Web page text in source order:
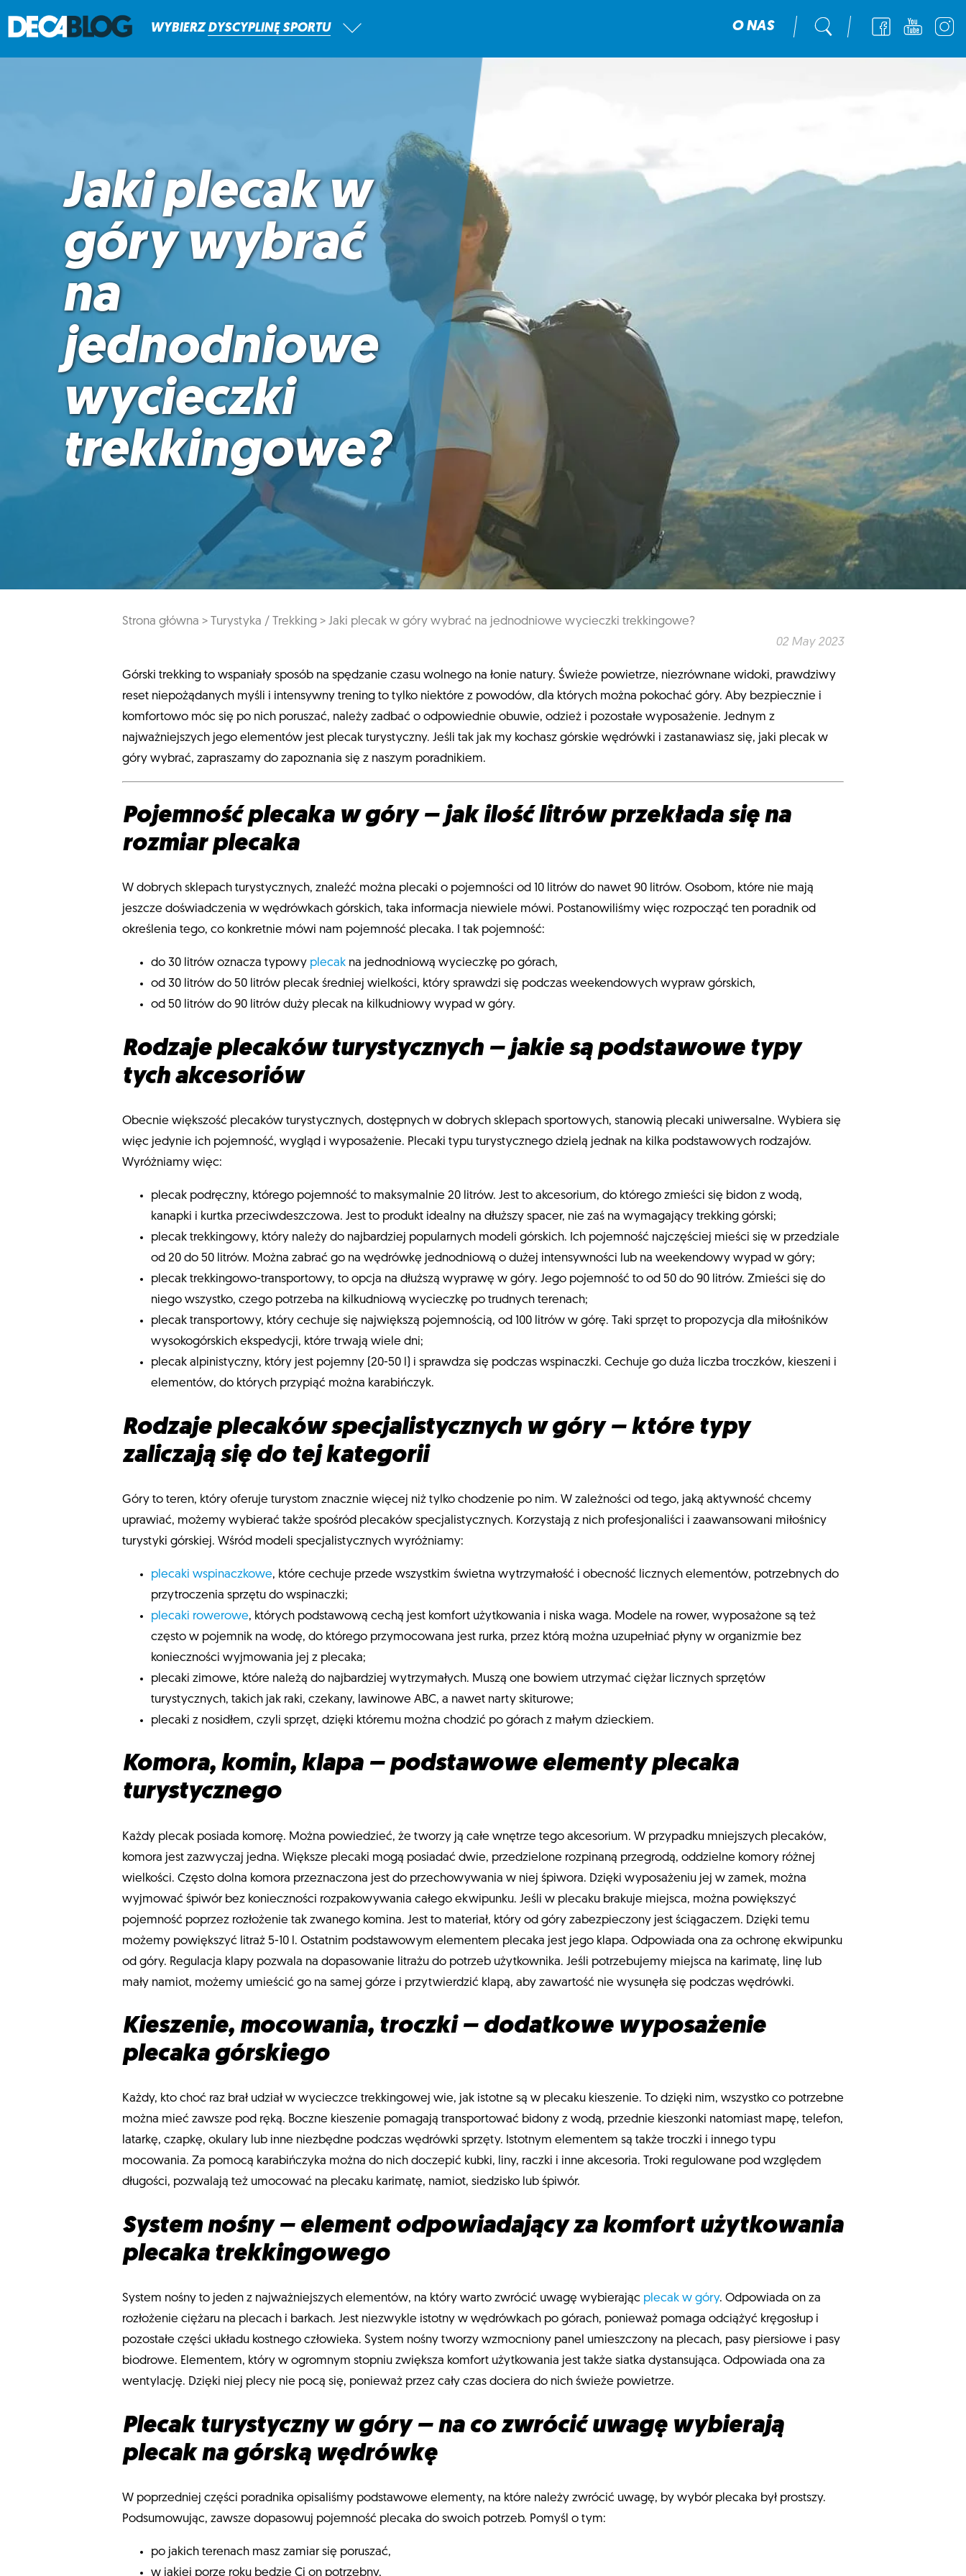
WYBIERZ DYSCYPLINĘ SPORTU O NAS
Jaki plecak w
góry wybrać
na
jednodniowe
wycieczki
trekkingowe?
Strona główna > Turystyka / Trekking > Jaki plecak w góry wybrać na jednodniowe wycieczki trekkingowe?
02 May 2023
Górski trekking to wspaniały sposób na spędzanie czasu wolnego na łonie natury. Świeże powietrze, niezrównane widoki, prawdziwy
reset niepożądanych myśli i intensywny trening to tylko niektóre z powodów, dla których można pokochać góry. Aby bezpiecznie i
komfortowo móc się po nich poruszać, należy zadbać o odpowiednie obuwie, odzież i pozostałe wyposażenie. Jednym z
najważniejszych jego elementów jest plecak turystyczny. Jeśli tak jak my kochasz górskie wędrówki i zastanawiasz się, jaki plecak w
góry wybrać, zapraszamy do zapoznania się z naszym poradnikiem.
Pojemność plecaka w góry – jak ilość litrów przekłada się na
rozmiar plecaka
W dobrych sklepach turystycznych, znaleźć można plecaki o pojemności od 10 litrów do nawet 90 litrów. Osobom, które nie mają
jeszcze doświadczenia w wędrówkach górskich, taka informacja niewiele mówi. Postanowiliśmy więc rozpocząć ten poradnik od
określenia tego, co konkretnie mówi nam pojemność plecaka. I tak pojemność:
do 30 litrów oznacza typowy plecak na jednodniową wycieczkę po górach,
od 30 litrów do 50 litrów plecak średniej wielkości, który sprawdzi się podczas weekendowych wypraw górskich,
od 50 litrów do 90 litrów duży plecak na kilkudniowy wypad w góry.
Rodzaje plecaków turystycznych – jakie są podstawowe typy
tych akcesoriów
Obecnie większość plecaków turystycznych, dostępnych w dobrych sklepach sportowych, stanowią plecaki uniwersalne. Wybiera się
więc jedynie ich pojemność, wygląd i wyposażenie. Plecaki typu turystycznego dzielą jednak na kilka podstawowych rodzajów.
Wyróżniamy więc:
plecak podręczny, którego pojemność to maksymalnie 20 litrów. Jest to akcesorium, do którego zmieści się bidon z wodą,
kanapki i kurtka przeciwdeszczowa. Jest to produkt idealny na dłuższy spacer, nie zaś na wymagający trekking górski;
plecak trekkingowy, który należy do najbardziej popularnych modeli górskich. Ich pojemność najczęściej mieści się w przedziale
od 20 do 50 litrów. Można zabrać go na wędrówkę jednodniową o dużej intensywności lub na weekendowy wypad w góry;
plecak trekkingowo-transportowy, to opcja na dłuższą wyprawę w góry. Jego pojemność to od 50 do 90 litrów. Zmieści się do
niego wszystko, czego potrzeba na kilkudniową wycieczkę po trudnych terenach;
plecak transportowy, który cechuje się największą pojemnością, od 100 litrów w górę. Taki sprzęt to propozycja dla miłośników
wysokogórskich ekspedycji, które trwają wiele dni;
plecak alpinistyczny, który jest pojemny (20-50 l) i sprawdza się podczas wspinaczki. Cechuje go duża liczba troczków, kieszeni i
elementów, do których przypiąć można karabińczyk.
Rodzaje plecaków specjalistycznych w góry – które typy
zaliczają się do tej kategorii
Góry to teren, który oferuje turystom znacznie więcej niż tylko chodzenie po nim. W zależności od tego, jaką aktywność chcemy
uprawiać, możemy wybierać także spośród plecaków specjalistycznych. Korzystają z nich profesjonaliści i zaawansowani miłośnicy
turystyki górskiej. Wśród modeli specjalistycznych wyróżniamy:
plecaki wspinaczkowe, które cechuje przede wszystkim świetna wytrzymałość i obecność licznych elementów, potrzebnych do
przytroczenia sprzętu do wspinaczki;
plecaki rowerowe, których podstawową cechą jest komfort użytkowania i niska waga. Modele na rower, wyposażone są też
często w pojemnik na wodę, do którego przymocowana jest rurka, przez którą można uzupełniać płyny w organizmie bez
konieczności wyjmowania jej z plecaka;
plecaki zimowe, które należą do najbardziej wytrzymałych. Muszą one bowiem utrzymać ciężar licznych sprzętów
turystycznych, takich jak raki, czekany, lawinowe ABC, a nawet narty skiturowe;
plecaki z nosidłem, czyli sprzęt, dzięki któremu można chodzić po górach z małym dzieckiem.
Komora, komin, klapa – podstawowe elementy plecaka
turystycznego
Każdy plecak posiada komorę. Można powiedzieć, że tworzy ją całe wnętrze tego akcesorium. W przypadku mniejszych plecaków,
komora jest zazwyczaj jedna. Większe plecaki mogą posiadać dwie, przedzielone rozpinaną przegrodą, oddzielne komory różnej
wielkości. Często dolna komora przeznaczona jest do przechowywania w niej śpiwora. Dzięki wyposażeniu jej w zamek, można
wyjmować śpiwór bez konieczności rozpakowywania całego ekwipunku. Jeśli w plecaku brakuje miejsca, można powiększyć
pojemność poprzez rozłożenie tak zwanego komina. Jest to materiał, który od góry zabezpieczony jest ściągaczem. Dzięki temu
możemy powiększyć litraż 5-10 l. Ostatnim podstawowym elementem plecaka jest jego klapa. Odpowiada ona za ochronę ekwipunku
od góry. Regulacja klapy pozwala na dopasowanie litrażu do potrzeb użytkownika. Jeśli potrzebujemy miejsca na karimatę, linę lub
mały namiot, możemy umieścić go na samej górze i przytwierdzić klapą, aby zawartość nie wysunęła się podczas wędrówki.
Kieszenie, mocowania, troczki – dodatkowe wyposażenie
plecaka górskiego
Każdy, kto choć raz brał udział w wycieczce trekkingowej wie, jak istotne są w plecaku kieszenie. To dzięki nim, wszystko co potrzebne
można mieć zawsze pod ręką. Boczne kieszenie pomagają transportować bidony z wodą, przednie kieszonki natomiast mapę, telefon,
latarkę, czapkę, okulary lub inne niezbędne podczas wędrówki sprzęty. Istotnym elementem są także troczki i innego typu
mocowania. Za pomocą karabińczyka można do nich doczepić kubki, liny, raczki i inne akcesoria. Troki regulowane pod względem
długości, pozwalają też umocować na plecaku karimatę, namiot, siedzisko lub śpiwór.
System nośny – element odpowiadający za komfort użytkowania
plecaka trekkingowego
System nośny to jeden z najważniejszych elementów, na który warto zwrócić uwagę wybierając plecak w góry. Odpowiada on za
rozłożenie ciężaru na plecach i barkach. Jest niezwykle istotny w wędrówkach po górach, ponieważ pomaga odciążyć kręgosłup i
pozostałe części układu kostnego człowieka. System nośny tworzy wzmocniony panel umieszczony na plecach, pasy piersiowe i pasy
biodrowe. Elementem, który w ogromnym stopniu zwiększa komfort użytkowania jest także siatka dystansująca. Odpowiada ona za
wentylację. Dzięki niej plecy nie pocą się, ponieważ przez cały czas dociera do nich świeże powietrze.
Plecak turystyczny w góry – na co zwrócić uwagę wybierają
plecak na górską wędrówkę
W poprzedniej części poradnika opisaliśmy podstawowe elementy, na które należy zwrócić uwagę, by wybór plecaka był prostszy.
Podsumowując, zawsze dopasowuj pojemność plecaka do swoich potrzeb. Pomyśl o tym:
po jakich terenach masz zamiar się poruszać,
w jakiej porze roku będzie Ci on potrzebny,